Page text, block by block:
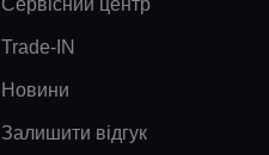
Trade-IN
Новини
Залишити відгук